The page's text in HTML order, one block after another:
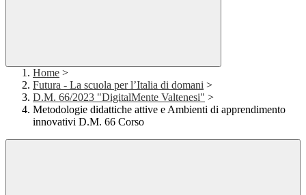
Home >
Futura - La scuola per l’Italia di domani >
D.M. 66/2023 "DigitalMente Valtenesi" >
Metodologie didattiche attive e Ambienti di apprendimento
innovativi D.M. 66 Corso